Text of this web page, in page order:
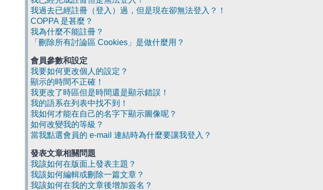
我過去已經註冊（登入）過，但是現在卻無法登入？！
COPPA 是甚麼？
我為什麼不能註冊？
「刪除所有討論區 Cookies」是做什麼用？
會員參數和設定
我要如何更改個人的設定？
顯示的時間不正確！
我更改了時區但是時間還是顯示錯誤！
我的語系在列表中找不到！
我如何才能在自己的名字下顯示圖像呢？
如何改變我的等級？
當我點選會員的 e-mail 連結時為什麼要讓我登入？
發表文章相關問題
我該如何在版面上發表主題？
我該如何編輯或刪除一篇文章？
我該如何在我的文章後增加簽名？